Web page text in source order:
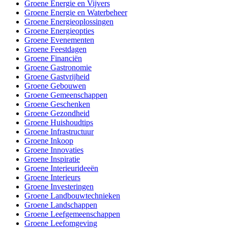
Groene Energie en Vijvers
Groene Energie en Waterbeheer
Groene Energieoplossingen
Groene Energieopties
Groene Evenementen
Groene Feestdagen
Groene Financiën
Groene Gastronomie
Groene Gastvrijheid
Groene Gebouwen
Groene Gemeenschappen
Groene Geschenken
Groene Gezondheid
Groene Huishoudtips
Groene Infrastructuur
Groene Inkoop
Groene Innovaties
Groene Inspiratie
Groene Interieurideeën
Groene Interieurs
Groene Investeringen
Groene Landbouwtechnieken
Groene Landschappen
Groene Leefgemeenschappen
Groene Leefomgeving